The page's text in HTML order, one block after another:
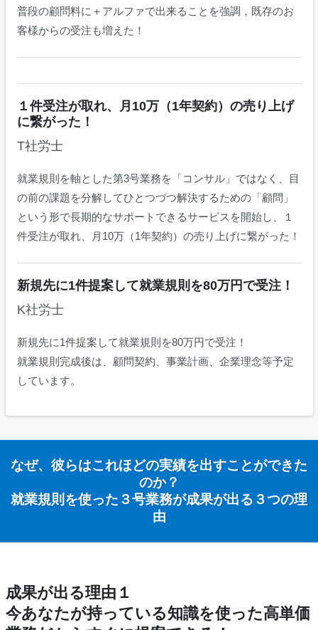
普段の顧問料に＋アルファで出来ることを強調，既存のお
客様からの受注も増えた！
１件受注が取れ、月10万（1年契約）の売り上げ
に繋がった！
T社労士
就業規則を軸とした第3号業務を「コンサル」ではなく、目
の前の課題を分解してひとつづつ解決するための「顧問」
という形で長期的なサポートできるサービスを開始し、１
件受注が取れ、月10万（1年契約）の売り上げに繋がった！
新規先に1件提案して就業規則を80万円で受注！
K社労士
新規先に1件提案して就業規則を80万円で受注！
就業規則完成後は、顧問契約、事業計画、企業理念等予定
しています。
なぜ、彼らはこれほどの実績を出すことができた
のか？
就業規則を使った３号業務が成果が出る３つの理
由
成果が出る理由１
今あなたが持っている知識を使った高単価